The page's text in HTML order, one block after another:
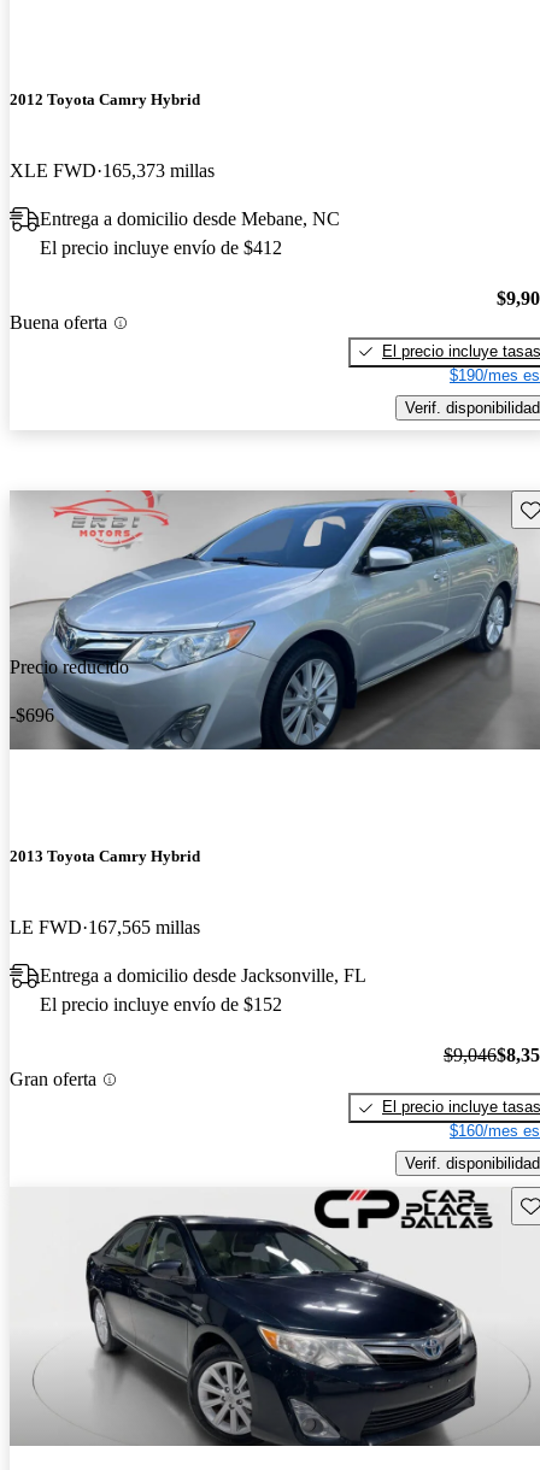
2012 Toyota Camry Hybrid
XLE FWD 165,373 millas
Entrega a domicilio desde Mebane, NC
El precio incluye envío de $412
Buena oferta
El precio incluye tasas
$190/mes
Verif. disponibilidad
Precio reducido
-$696
2013 Toyota Camry Hybrid
LE FWD 167,565 millas
Entrega a domicilio desde Jacksonville, FL
El precio incluye envío de $152
Gran oferta
$9,046
El precio incluye tasas
$160/mes
Verif. disponibilidad